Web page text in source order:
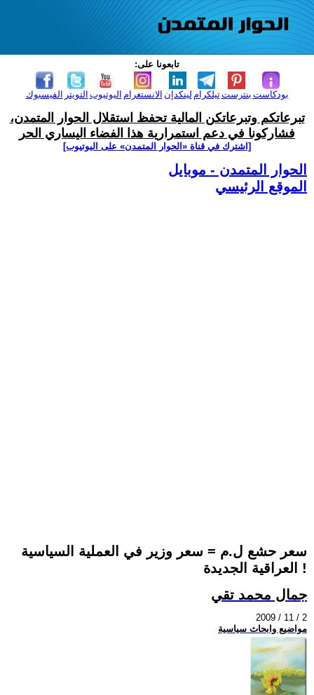
تابعونا على:
الفيسبوك التويتر اليوتيوب الانستغرام لينكدإن تيلكرامبنترست بودكاست
تبرعاتكم وتبرعاتكن المالية تحفظ استقلال الحوار المتمدن،
فشاركونا في دعم استمرارية هذا الفضاء اليساري الحر
[اشترك في قناة ‫«الحوار المتمدن» على اليوتيوب]
الحوار المتمدن - موبايل
الموقع الرئيسي
سعر حشع ل.م = سعر وزير في العملية السياسية
العراقية الجديدة !
جمال محمد تقي
2009 / 11 / 2
مواضيع وابحاث سياسية